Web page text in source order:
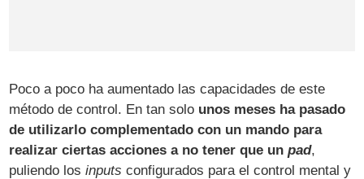
Poco a poco ha aumentado las capacidades de este
método de control. En tan solo unos meses ha pasado
de utilizarlo complementado con un mando para
realizar ciertas acciones a no tener que unpad,
puliendo losinputs configurados para el control mental y